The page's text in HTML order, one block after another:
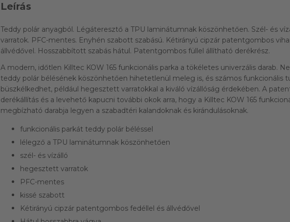
Leírás
Teddy polár anyagból. Légáteresztő a TPU laminátumnak köszönhetően. Szél- és
varratok. PFC-mentes. Enyhén szabott szabású. Kétirányú cipzár patentgombos
állvédővel. Hosszabbított szabás hátul. Patentgombos füllel állítható derékrész.
A modern, időtlen Killtec KOW 165 funkcionális parka a tökéletes univerzális darab.
teddy polár bélésének köszönhetően hihetetlenül meleg is, és számos funkcionális
büszkélkedhet, például hegesztett varratokkal a kiváló vízállóság érdekében. A
derékállítás és a levehető kapucni további okok arra, hogy a Killtec KOW 165
megbízható darabja legyen a szabadtéri kalandoknak és kirándulásoknak.
funkcionális parkát teddy polár béléssel
lélegző a TPU laminátumnak köszönhetően
szél- és vízálló
hegesztett varratok
PFC-mentes
kissé szabott
Kétirányú cipzár patentgombos fedéllel és állvédővel